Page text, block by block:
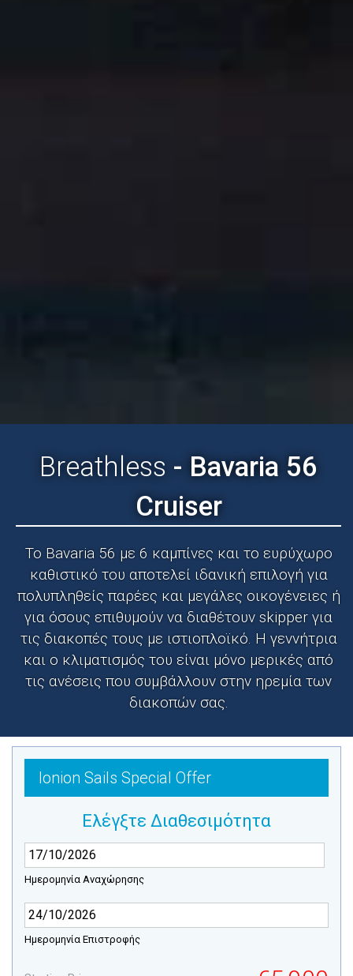
Breathless - Bavaria 56
Cruiser
To Bavaria 56 με 6 καμπίνες και το ευρύχωρο
καθιστικό του αποτελεί ιδανική επιλογή για
πολυπληθείς παρέες και μεγάλες οικογένειες ή
για όσους επιθυμούν να διαθέτουν skipper για
τις διακοπές τους με ιστιοπλοϊκό. Η γεννήτρια
και ο κλιματισμός του είναι μόνο μερικές από
τις ανέσεις που συμβάλλουν στην ηρεμία των
διακοπών σας.
Ionion Sails Special Offer
Ελέγξτε Διαθεσιμότητα
Ημερομηνία Αναχώρησης
Ημερομηνία Επιστροφής